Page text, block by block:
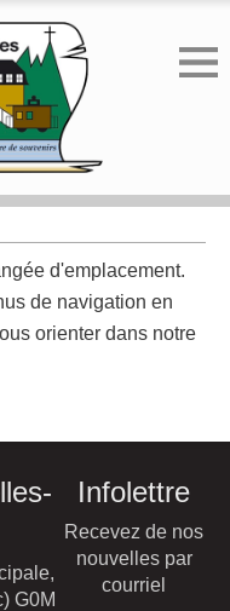
N'A PAS
d'emplacement.
de navigation en
orienter dans notre
G0M
Infolettre
Recevez de nos
nouvelles par
courriel